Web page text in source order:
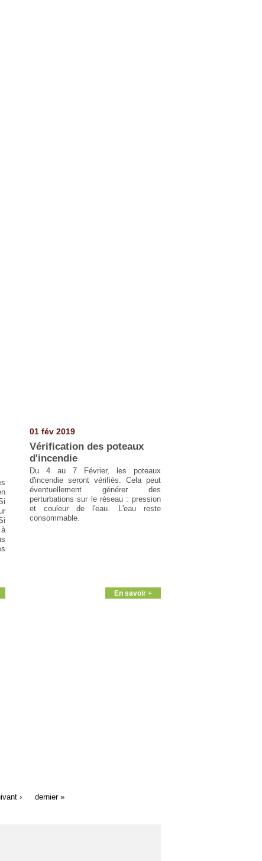
01 fév 2019
Vérification des poteaux
d'incendie
Du 4 au 7 Février, les poteaux
d'incendie seront vérifiés. Cela peut
éventuellement générer des
perturbations sur le réseau : pression
et couleur de l'eau. L'eau reste
consommable.
En savoir +
› dernier »